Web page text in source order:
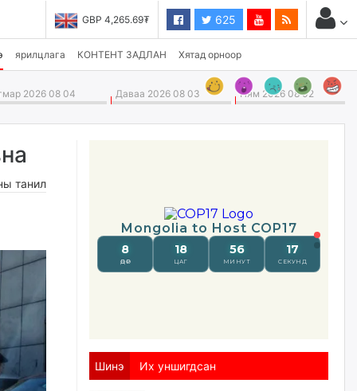
USD 3,496.90₮ 625
ярилцлага КОНТЕНТ ЗАДЛАН Хятад орноор
2026 08 04 Даваа 2026 08 03 Ням 2026 08 02
танил
Шинэ Их уншигдсан